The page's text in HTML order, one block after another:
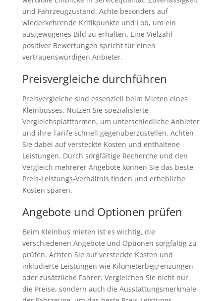
und Fahrzeugzustand. Achte besonders auf
wiederkehrende Kritikpunkte und Lob, um ein
ausgewogenes Bild zu erhalten. Eine Vielzahl
positiver Bewertungen spricht für einen
vertrauenswürdigen Anbieter.
Preisvergleiche durchführen
Preisvergleiche sind essenziell beim Mieten eines
Kleinbusses. Nutzen Sie spezialisierte
Vergleichsplattformen, um unterschiedliche Anbieter
und ihre Tarife schnell gegenüberzustellen. Achten
Sie dabei auf versteckte Kosten und enthaltene
Leistungen. Durch sorgfältige Recherche und den
Vergleich mehrerer Angebote können Sie das beste
Preis-Leistungs-Verhältnis finden und erhebliche
Kosten sparen.
Angebote und Optionen prüfen
Beim Kleinbus mieten ist es wichtig, die
verschiedenen Angebote und Optionen sorgfältig zu
prüfen. Achten Sie auf versteckte Kosten und
inkludierte Leistungen wie Kilometerbegrenzungen
oder zusätzliche Fahrer. Vergleichen Sie nicht nur
die Preise, sondern auch die Ausstattungsmerkmale